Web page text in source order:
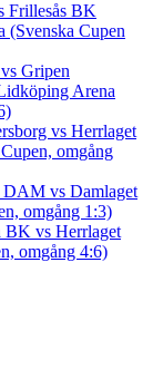
Frillesås BK
(Svenska Cupen
Gripen
Arena
vs Herrlaget
omgång
vs Damlaget
omgång 1:3)
BK vs Herrlaget
omgång 4:6)